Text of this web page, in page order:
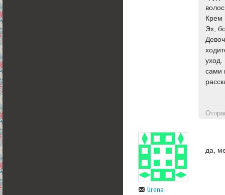
Крем
Эх,
уход.
сами
Urena
да,